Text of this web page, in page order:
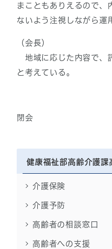
まこともありえるので、
ないよう注視しながら運
（会長）
地域に応じた内容で、
と考えている。
閉会
健康福祉部高齢介護課
介護保険
介護予防
高齢者の相談窓口
高齢者への支援